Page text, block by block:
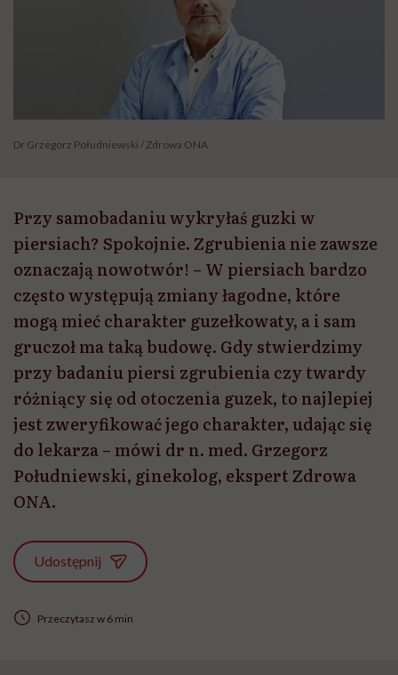
Dr Grzegorz Południewski / Zdrowa ONA
Przy samobadaniu wykryłaś guzki w
piersiach? Spokojnie. Zgrubienia nie zawsze
oznaczają nowotwór! – W piersiach bardzo
często występują zmiany łagodne, które
mogą mieć charakter guzełkowaty, a i sam
gruczoł ma taką budowę. Gdy stwierdzimy
przy badaniu piersi zgrubienia czy twardy
różniący się od otoczenia guzek, to najlepiej
jest zweryfikować jego charakter, udając się
do lekarza – mówi dr n. med. Grzegorz
Południewski, ginekolog, ekspert Zdrowa
ONA.
Udostępnij
Przeczytasz w 6 min